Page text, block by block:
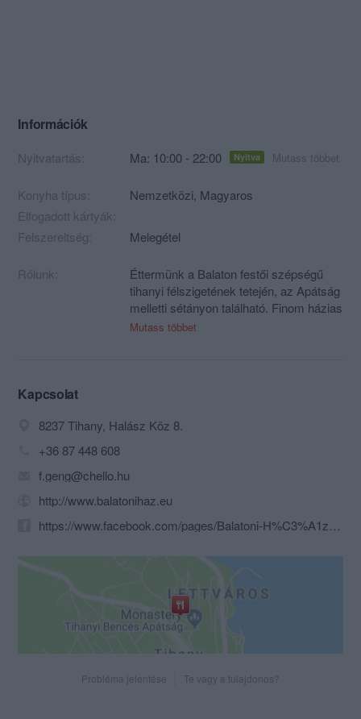
Információk
Nyitvatartás: Ma: 10:00 - 22:00 Nyitva Mutass többet
Konyha típus: Nemzetközi, Magyaros
Elfogadott kártyák:
Felszereltség:
Melegétel
Rólunk:
Éttermünk a Balaton festői szépségű
tihanyi félszigetének tetején, az Apátság
melletti sétányon található. Finom házias
ételek és egy pohár jó bor mellett
Mutass többet
Kapcsolat
8237 Tihany, Halász Köz 8.
+36 87 448 608
f.geng@chello.hu
http://www.balatonihaz.eu
https://www.facebook.com/pages/Balatoni-H%C3%A1z-%C3%89tterem/210251782340044
Probléma jelentése Te vagy a tulajdonos?